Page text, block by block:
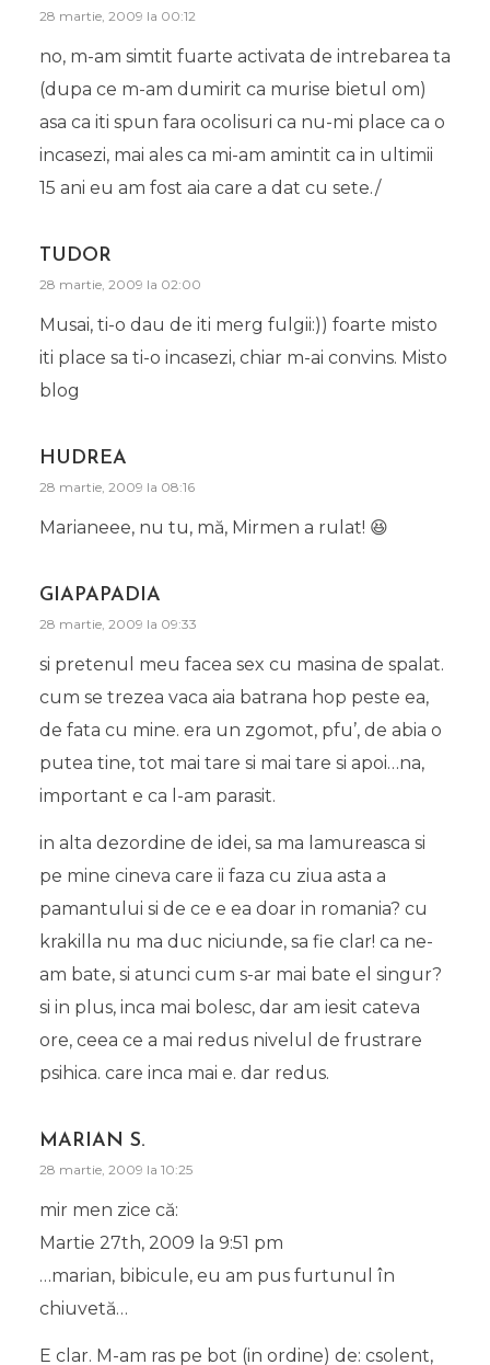
28 martie, 2009 la 00:12
no, m-am simtit fuarte activata de intrebarea ta
(dupa ce m-am dumirit ca murise bietul om)
asa ca iti spun fara ocolisuri ca nu-mi place ca o
incasezi, mai ales ca mi-am amintit ca in ultimii
15 ani eu am fost aia care a dat cu sete./
TUDOR
28 martie, 2009 la 02:00
Musai, ti-o dau de iti merg fulgii:)) foarte misto
iti place sa ti-o incasezi, chiar m-ai convins. Misto
blog
HUDREA
28 martie, 2009 la 08:16
Marianeee, nu tu, mă, Mirmen a rulat! 😆
GIAPAPADIA
28 martie, 2009 la 09:33
si pretenul meu facea sex cu masina de spalat.
cum se trezea vaca aia batrana hop peste ea,
de fata cu mine. era un zgomot, pfu’, de abia o
putea tine, tot mai tare si mai tare si apoi…na,
important e ca l-am parasit.
in alta dezordine de idei, sa ma lamureasca si
pe mine cineva care ii faza cu ziua asta a
pamantului si de ce e ea doar in romania? cu
krakilla nu ma duc niciunde, sa fie clar! ca ne-
am bate, si atunci cum s-ar mai bate el singur?
si in plus, inca mai bolesc, dar am iesit cateva
ore, ceea ce a mai redus nivelul de frustrare
psihica. care inca mai e. dar redus.
MARIAN S.
28 martie, 2009 la 10:25
mir men zice că:
Martie 27th, 2009 la 9:51 pm
…marian, bibicule, eu am pus furtunul în
chiuvetă…
E clar. M-am ras pe bot (in ordine) de: csolent,